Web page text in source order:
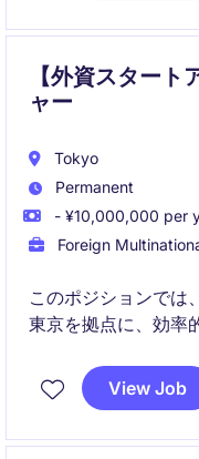
【外資スター
ャー
Tokyo
Permanent
- ¥10,000,000 per
Foreign
このポジションでは
東京を拠点に、効率
クノロジー＆通信業
整を円滑に進める重
View Job